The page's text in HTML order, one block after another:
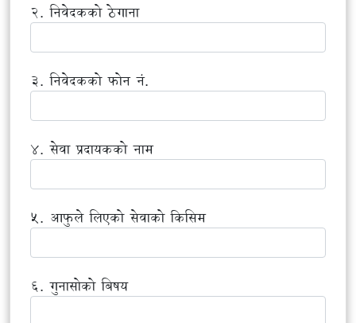
२. निवेदकको ठेगाना
३. निवेदकको फोन नं.
४. सेवा प्रदायकको नाम
५. आफुले लिएको सेवाको किसिम
६. गुनासोको बिषय